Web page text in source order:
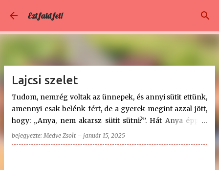
Ezt fald fel!
Lajcsi szelet
Tudom, nemrég voltak az ünnepek, és annyi sütit ettünk,
amennyi csak belénk fért, de a gyerek megint azzal jött,
hogy: „Anya, nem akarsz sütit sütni?”. Hát Anya éppen
nem ódzkodott a sütéstől, de épp aznap vágtam el az
ujjam, és oké, hogy előkészülök, de a tésztanyújtáshoz
bejegyezte:Medve Zsolt – január 15, 2025